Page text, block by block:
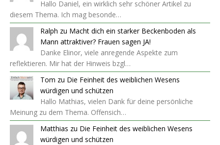
Hallo Daniel, ein wirklich sehr schöner Artikel zu
diesem Thema. Ich mag besonde…
Ralph zu Macht dich ein starker Beckenboden als
Mann attraktiver? Frauen sagen JA!
Danke Elinor, viele anregende Aspekte zum
reflektieren. Mir hat der Hinweis bzgl…
Tom zu Die Feinheit des weiblichen Wesens
würdigen und schützen
Hallo Mathias, vielen Dank für deine persönliche
Meinung zu dem Thema. Offensich…
Matthias zu Die Feinheit des weiblichen Wesens
würdigen und schützen